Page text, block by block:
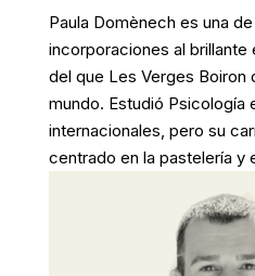
Paula Domènech es una
incorporaciones al
del que Les Verges Boiron
mundo. Estudió Psicología
internacionales, pero su
centrado en la pastelería y